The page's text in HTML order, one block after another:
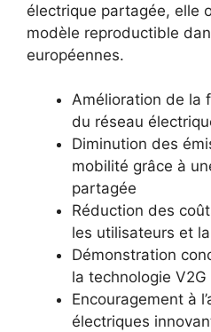
électrique partagée, elle
modèle reproductible
européennes.
Amélioration de la
du réseau
Diminution des
mobilité grâce à
partagée
Réduction des
les utilisateurs et
Démonstration
la technologie
Encouragement à
électriques